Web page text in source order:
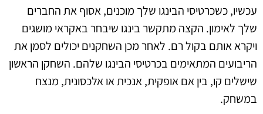
עכשיו, כשכרטיסי הבינגו שלך מוכנים, אסוף את החברים
שלך לאימון. הקצה מתקשר בינגו שיבחר באקראי מושגים
ויקרא אותם בקול רם. לאחר מכן השחקנים יכולים לסמן את
הריבועים המתאימים בכרטיסי הבינגו שלהם. השחקן הראשון
שישלים קו, בין אם אופקית, אנכית או אלכסונית, מנצח
במשחק.